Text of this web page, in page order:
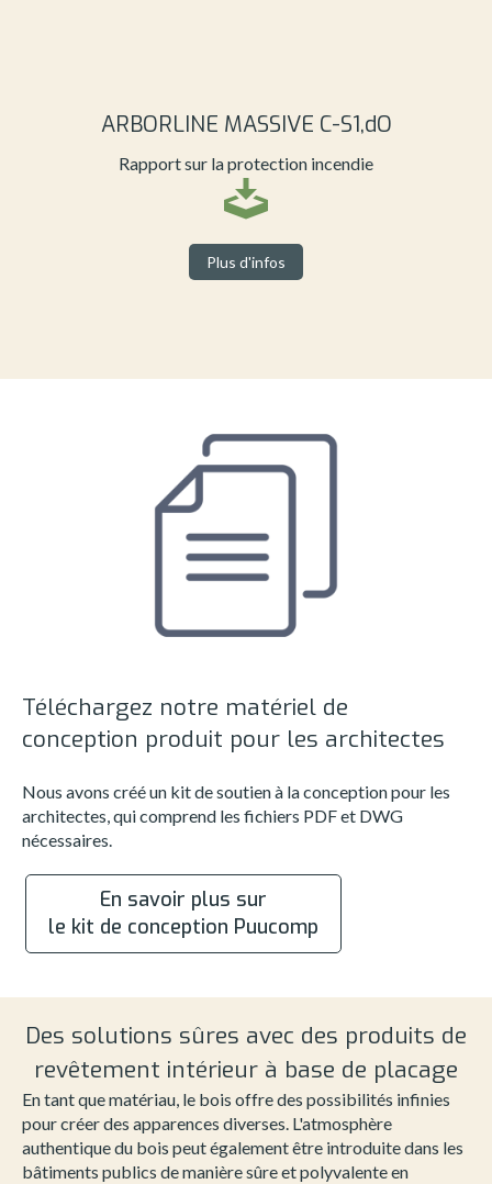
ARBORLINE MASSIVE C-S1,dO
Rapport sur la protection incendie
Plus d'infos
Téléchargez notre matériel de
conception produit pour les architectes
Nous avons créé un kit de soutien à la conception pour les
architectes, qui comprend les fichiers PDF et DWG
nécessaires.
En savoir plus sur
le kit de conception Puucomp
Des solutions sûres avec des produits de
revêtement intérieur à base de placage
En tant que matériau, le bois offre des possibilités infinies
pour créer des apparences diverses. L'atmosphère
authentique du bois peut également être introduite dans les
bâtiments publics de manière sûre et polyvalente en